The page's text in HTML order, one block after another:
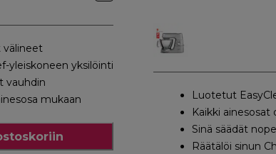
välineet
yleiskoneen yksilöinti
vauhdin
mukaan
Luotetut
Kaikki
Sinä säädät
Räätälöi sinun